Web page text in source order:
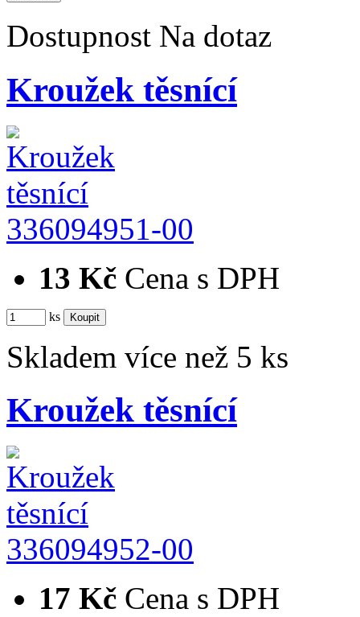
Dostupnost Na dotaz
Kroužek těsnící
336094951-00
13 Kč Cena s DPH
ks
Skladem více než 5 ks
Kroužek těsnící
336094952-00
17 Kč Cena s DPH